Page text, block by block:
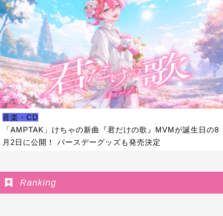
音楽・CD
「AMPTAK」けちゃの新曲『君だけの歌』MVMが誕生日の8
月2日に公開！ バースデーグッズも発売決定
Ranking